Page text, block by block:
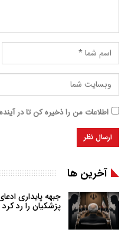
اطلاعات من را ذخیره کن تا در
آخرین ها
جبهه پایداری
پزشکیان را رد کرد